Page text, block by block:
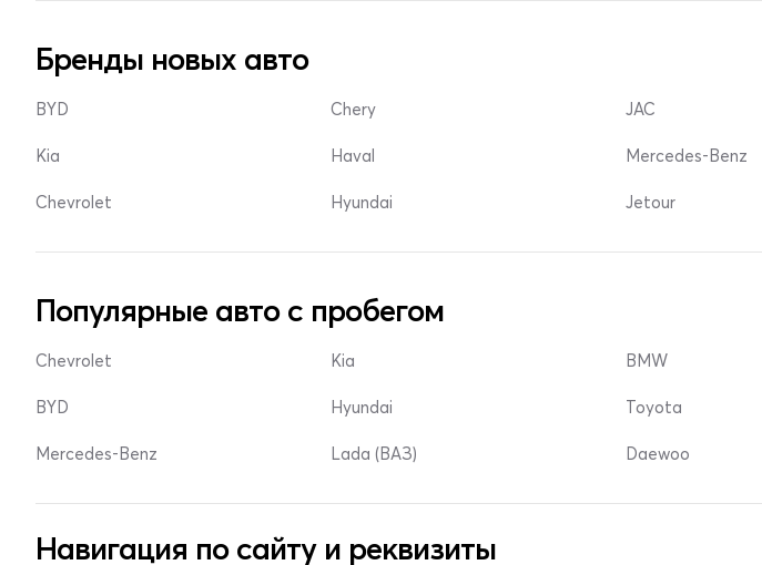
Бренды новых авто
BYD
Kia
Chevrolet
Chery
Haval
Hyundai
JAC
Mercedes-Benz
Jetour
Популярные авто с пробегом
Chevrolet
BYD
Mercedes-Benz
Kia
Hyundai
Lada (ВАЗ)
BMW
Toyota
Daewoo
Навигация по сайту и реквизиты